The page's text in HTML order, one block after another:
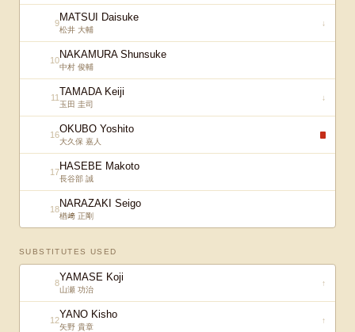
9MATSUI Daisuke
松井 大輔
↓
10NAKAMURA Shunsuke
中村 俊輔
11TAMADA Keiji
玉田 圭司
↓
16OKUBO Yoshito
大久保 嘉人
17HASEBE Makoto
長谷部 誠
18NARAZAKI Seigo
楢﨑 正剛
SUBSTITUTES USED
8YAMASE Koji
山瀬 功治
↑
12YANO Kisho
矢野 貴章
↑